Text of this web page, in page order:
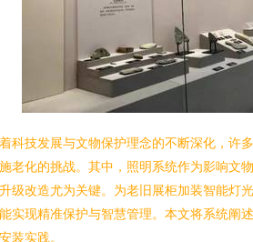
科技发展与文物保护理念的不断深化，许
老化的挑战。其中，照明系统作为影响文
级改造尤为关键。为老旧展柜加装智能灯
实现精准保护与智慧管理。本文将系统阐
装实践。